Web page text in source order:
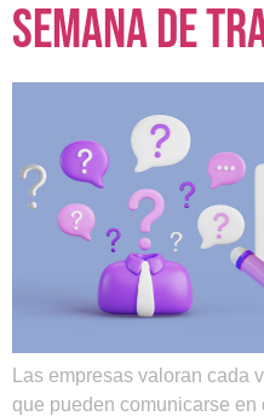
semana de
Las empresas valoran cada
que pueden comunicarse en